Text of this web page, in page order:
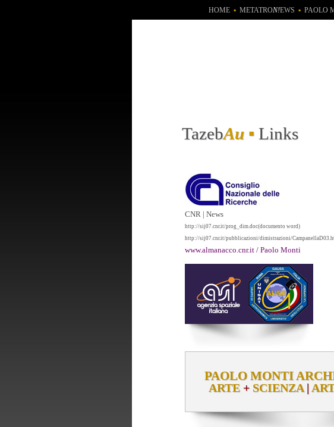
HOME▪ METATRON!EWS ▪ PAOLO
TazebAu ▪ Links
CNR | News
http://sij07.cnr.it/prog_dim.doc(documento word)
http://sij07.cnr.it/pubblicazioni/dimistrazioni/
www.almanacco.cnr.it / Paolo Monti
PAOLO MONTI
ARTE +SCIENZA |